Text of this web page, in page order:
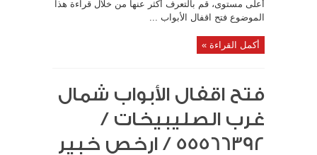
أعلى مستوى، قم بالتعرف أكثر عنها من خلال قراءة هذا
الموضوع فتح اقفال الأبواب ...
أكمل القراءة »
فتح اقفال الأبواب شمال
غرب الصليبيخات /
55566392 / ارخص خبير